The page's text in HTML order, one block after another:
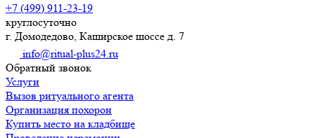
+7 (499) 911-23-19
круглосуточно
г. Домодедово, Каширское шоссе д. 7
info@ritual-plus24.ru
Обратный звонок
Услуги
Вызов ритуального агента
Организация похорон
Купить место на кладбище